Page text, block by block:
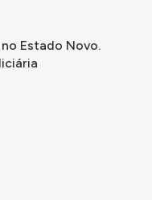
Estado Novo.